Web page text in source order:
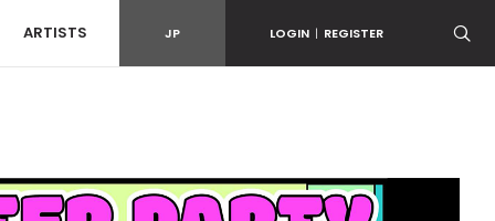
ARTISTS JP LOGIN | REGISTER